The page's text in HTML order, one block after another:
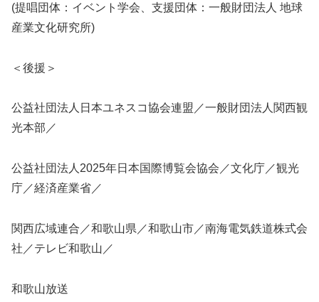
(提唱団体：イベント学会、支援団体：一般財団法人 地球
産業文化研究所)
＜後援＞
公益社団法人日本ユネスコ協会連盟／一般財団法人関西観
光本部／
公益社団法人2025年日本国際博覧会協会／文化庁／観光
庁／経済産業省／
関西広域連合／和歌山県／和歌山市／南海電気鉄道株式会
社／テレビ和歌山／
和歌山放送